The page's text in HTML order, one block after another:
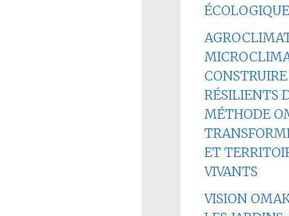
RÉSILIENTS
MÉTHODE
ET
VIVANTS
VISION